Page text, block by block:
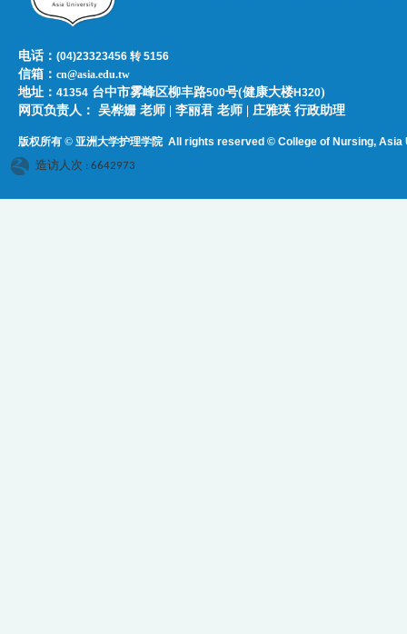
电话：(04)23323456 转 5156
信箱：cn@asia.edu.tw
地址：41354 台中市雾峰区柳丰路500号(健康大楼H320)
网页负责人：​​​ ​吴桦姗 老师 | 李丽君 老师 | 庄雅瑛 行政助理
版权所有 © 亚洲大学护理学院All rights reserved © College of Nursing, Asia
造访人次 : 6642973